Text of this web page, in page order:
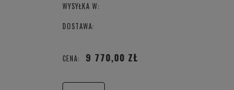
WYSYŁKA W:
DOSTAWA:
CENA:
9 770,00 ZŁ